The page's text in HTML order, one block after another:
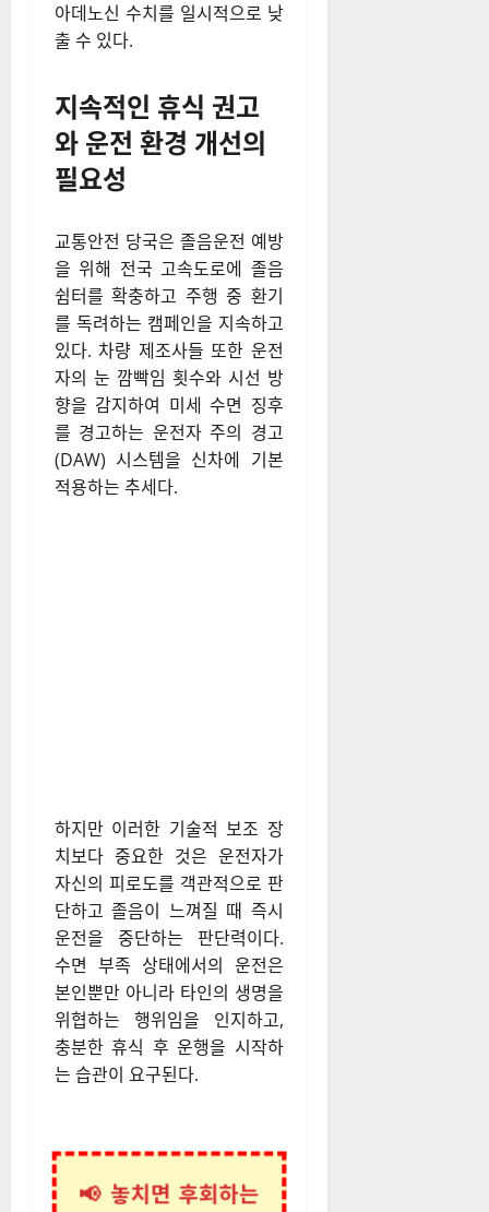
아데노신 수치를 일시적으로 낮
출 수 있다.
지속적인 휴식 권고
와 운전 환경 개선의
필요성
교통안전 당국은 졸음운전 예방
을 위해 전국 고속도로에 졸음
쉼터를 확충하고 주행 중 환기
를 독려하는 캠페인을 지속하고
있다. 차량 제조사들 또한 운전
자의 눈 깜빡임 횟수와 시선 방
향을 감지하여 미세 수면 징후
를 경고하는 운전자 주의 경고
(DAW) 시스템을 신차에 기본
적용하는 추세다.
하지만 이러한 기술적 보조 장
치보다 중요한 것은 운전자가
자신의 피로도를 객관적으로 판
단하고 졸음이 느껴질 때 즉시
운전을 중단하는 판단력이다.
수면 부족 상태에서의 운전은
본인뿐만 아니라 타인의 생명을
위협하는 행위임을 인지하고,
충분한 휴식 후 운행을 시작하
는 습관이 요구된다.
📢 놓치면 후회하는